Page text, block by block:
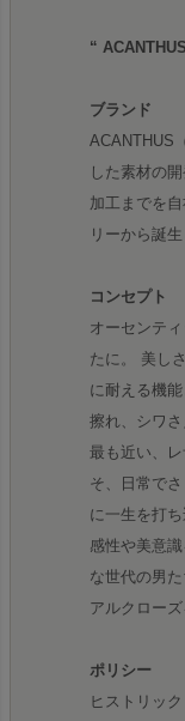
“
ブランド
ACANTHUS
した素材の
加工までを
リーから誕
コンセプト
オーセンテ
たに。 美し
に耐える機
擦れ、シワ
最も近い、
そ、日常で
に一生を打
感性や美意
な世代の男
アルクローズ
ポリシー
ヒストリッ